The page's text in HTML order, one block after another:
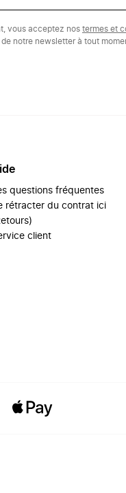
vous acceptez nos termes et
notre newsletter à tout
questions fréquentes
rétracter du contrat ici
client